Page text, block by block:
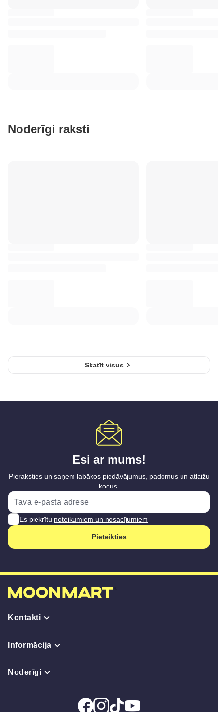
Noderīgi raksti
Skatīt visus
Esi ar mums!
Pieraksties un saņem labākos piedāvājumus, padomus un atlaižu
kodus.
Es piekrītu noteikumiem un nosacījumiem
Pieteikties
Kontakti
Informācija
Noderīgi